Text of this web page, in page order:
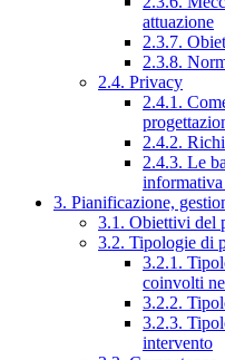
attuazione
2.3.7.
2.3.8.
2.4. Privacy
2.4.1.
2.4.2.
2.4.3. Le
3. Pianificazione,
3.1. Obiettivi del
3.2. Tipologie di
3.2.1.
coinvolti
3.2.2.
3.2.3.
intervento